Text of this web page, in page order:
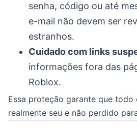
senha, código ou até
e-mail não devem ser
estranhos.
Cuidado com links
informações fora das
Roblox.
Essa proteção garante que todo
realmente seu e não perdido